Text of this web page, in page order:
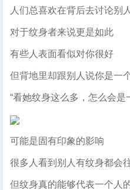
人们总喜欢在背后去讨论别人
对于纹身者来说更是如此
有些人表面看似对你很好
但背地里却跟别人说你是一
“看她纹身这么多，怎么会是
可能是固有印象的影响
很多人看到别人有纹身都会
但纹身真的能够代表一个人